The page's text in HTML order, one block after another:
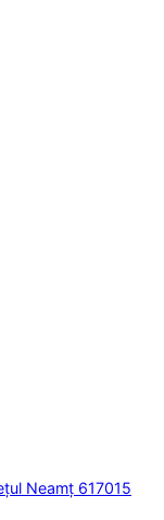
Neamț 617015